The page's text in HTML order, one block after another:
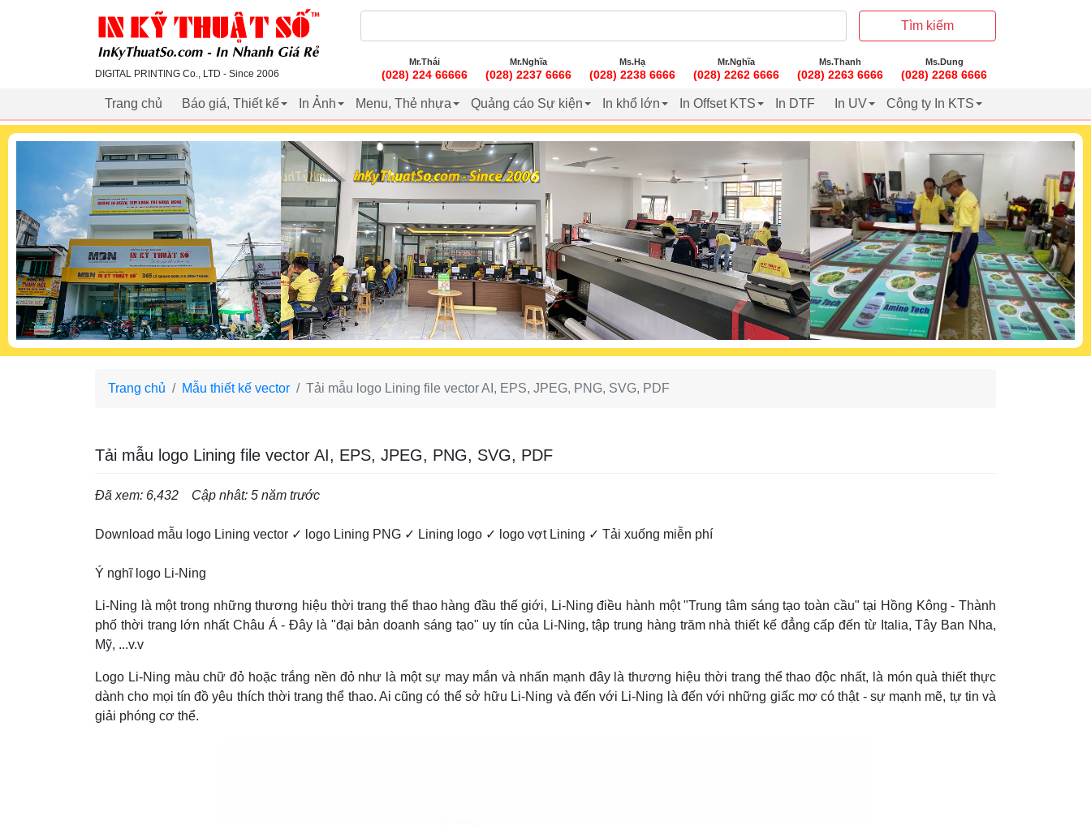
inkythuatso.com
DIGITAL PRINTING Co., LTD - Since 2006
Tìm kiếm
Mr.Thái
(028) 224 66666
Mr.Nghĩa
(028) 2237 6666
Ms.Hạ
(028) 2238 6666
Mr.Nghĩa
(028) 2262 6666
Ms.Thanh
(028) 2263 6666
Ms.Dung
(028) 2268 6666
Trang chủ Báo giá, Thiết kế In Ảnh Menu, Thẻ nhựa Quảng cáo Sự kiện In khổ lớn In Offset KTS In DTF In UV Công ty In KTS
Trang chủ Mẫu thiết kế vector Tải mẫu logo Lining file vector AI, EPS, JPEG, PNG, SVG, PDF
Tải mẫu logo Lining file vector AI, EPS, JPEG, PNG, SVG, PDF
Đã xem: 6,432 Cập nhât: 5 năm trước
Download mẫu logo Lining vector ✓ logo Lining PNG ✓ Lining logo ✓ logo vợt Lining ✓ Tải xuống miễn phí
Ý nghĩ logo Li-Ning
Li-Ning là một trong những thương hiệu thời trang thể thao hàng đầu thế giới, Li-Ning điều hành một "Trung tâm sáng tạo toàn cầu" tại Hồng Kông - Thành
phố thời trang lớn nhất Châu Á - Đây là "đại bản doanh sáng tạo" uy tín của Li-Ning, tập trung hàng trăm nhà thiết kế đẳng cấp đến từ Italia, Tây Ban Nha,
Mỹ, ...v.v
Logo Li-Ning màu chữ đỏ hoặc trắng nền đỏ như là một sự may mắn và nhấn mạnh đây là thương hiệu thời trang thể thao độc nhất, là món quà thiết thực
dành cho mọi tín đồ yêu thích thời trang thể thao. Ai cũng có thể sở hữu Li-Ning và đến với Li-Ning là đến với những giấc mơ có thật - sự mạnh mẽ, tự tin và
giải phóng cơ thể.